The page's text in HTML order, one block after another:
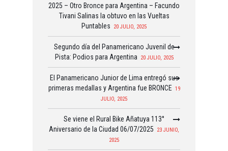
2025 – Otro Bronce para Argentina – Facundo
Tivani Salinas la obtuvo en las Vueltas
Puntables
20 JULIO, 2025
Segundo día del Panamericano Juvenil de
Pista: Podios para Argentina
20 JULIO, 2025
El Panamericano Junior de Lima entregó sus
primeras medallas y Argentina fue BRONCE 19
JULIO, 2025
Se viene el Rural Bike Añatuya 113°
Aniversario de la Ciudad 06/07/2025
23 JUNIO,
2025